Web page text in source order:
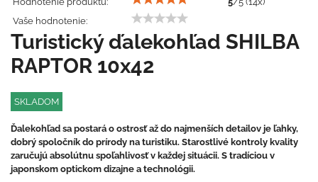
Vaše hodnotenie:
Turistický ďalekohľad SHILBA
RAPTOR 10x42
SKLADOM
Ďalekohľad sa postará o ostrosť až do najmenších detailov je ľahky,
dobrý spoločník do prírody na turistiku. Starostlivé kontroly kvality
zaručujú absolútnu spoľahlivosť v každej situácii. S tradíciou v
japonskom optickom dizajne a technológii.